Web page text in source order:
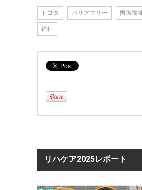
トヨタ バリアフリー 国際福
福祉
リハケア2025レポート